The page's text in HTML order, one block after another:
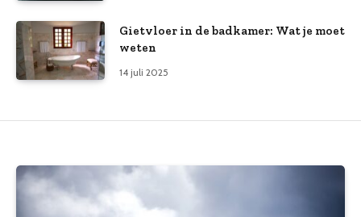
Gietvloer in de badkamer: Wat je moet
weten
14 juli 2025